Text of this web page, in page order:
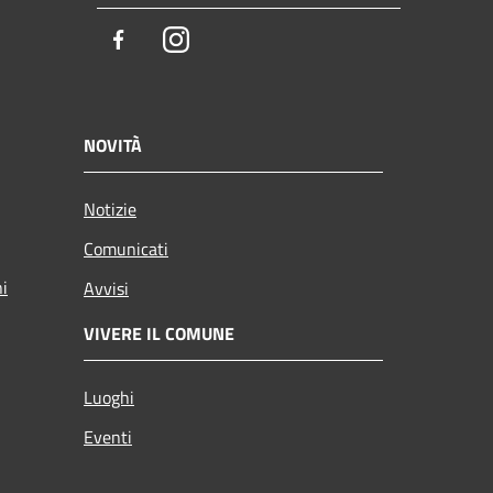
FacebookInstagram
NOVITÀ
Notizie
Comunicati
Avvisi
VIVERE IL COMUNE
Luoghi
Eventi